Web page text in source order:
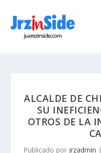
ALCALDE DE
SU
OTROS DE LA
Publicado por jrzadmin |